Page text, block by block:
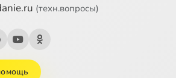
(техн.вопросы)